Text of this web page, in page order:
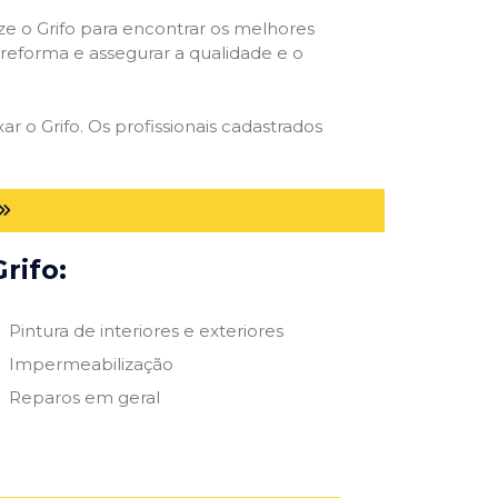
o Grifo para encontrar os melhores
e assegurar a qualidade e o
o Grifo. Os profissionais cadastrados
Pintura de interiores e exteriores
Impermeabilização
Reparos em geral